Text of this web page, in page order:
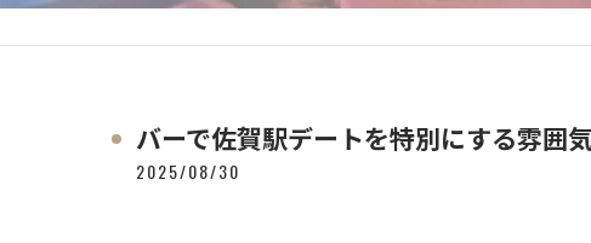
バーで佐賀駅デートを特別にする雰囲
2025/08/30